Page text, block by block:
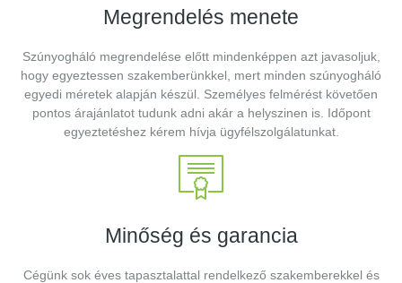
Megrendelés menete
Szúnyogháló megrendelése előtt mindenképpen azt javasoljuk,
hogy egyeztessen szakemberünkkel, mert minden szúnyogháló
egyedi méretek alapján készül. Személyes felmérést követően
pontos árajánlatot tudunk adni akár a helyszinen is. Időpont
egyeztetéshez kérem hívja ügyfélszolgálatunkat.
Minőség és garancia
Cégünk sok éves tapasztalattal rendelkező szakemberekkel és